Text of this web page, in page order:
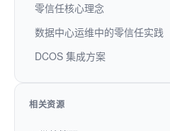
零信任核心理念
数据中心运维中的零信任实践
DCOS 集成方案
相关资源